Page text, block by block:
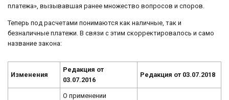
платежа», вызывавшая ранее множество вопросов и споров.
Теперь под расчетами понимаются как наличные, так и
безналичные платежи. В связи с этим скорректировалось и само
название закона:
Изменения
Редакция от
03.07.2016
Редакция от 03.07.2018
О применении